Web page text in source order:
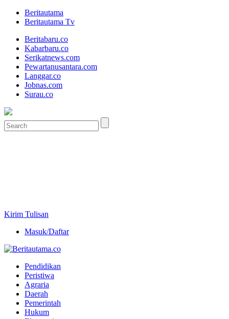
Beritautama
Beritautama Tv
Beritabaru.co
Kabarbaru.co
Serikatnews.com
Pewartanusantara.com
Langgar.co
Jobnas.com
Surau.co
Kirim Tulisan
Masuk/Daftar
Pendidikan
Peristiwa
Agraria
Daerah
Pemerintah
Hukum